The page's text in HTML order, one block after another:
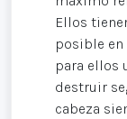
Ellos
posible en
para ellos
destruir
cabeza